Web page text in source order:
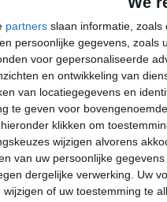
partners slaan informatie,
persoonlijke gegevens, zoals
voor gepersonaliseerde
en ontwikkeling van
van locatiegegevens en
te geven voor
klikken om
wijzigen alvorens
van uw persoonlijke
dergelijke verwerking. Uw
wijzigen of uw toestemming te
16:00 19:00
16:00 19:00
WZW 4 WZW 3